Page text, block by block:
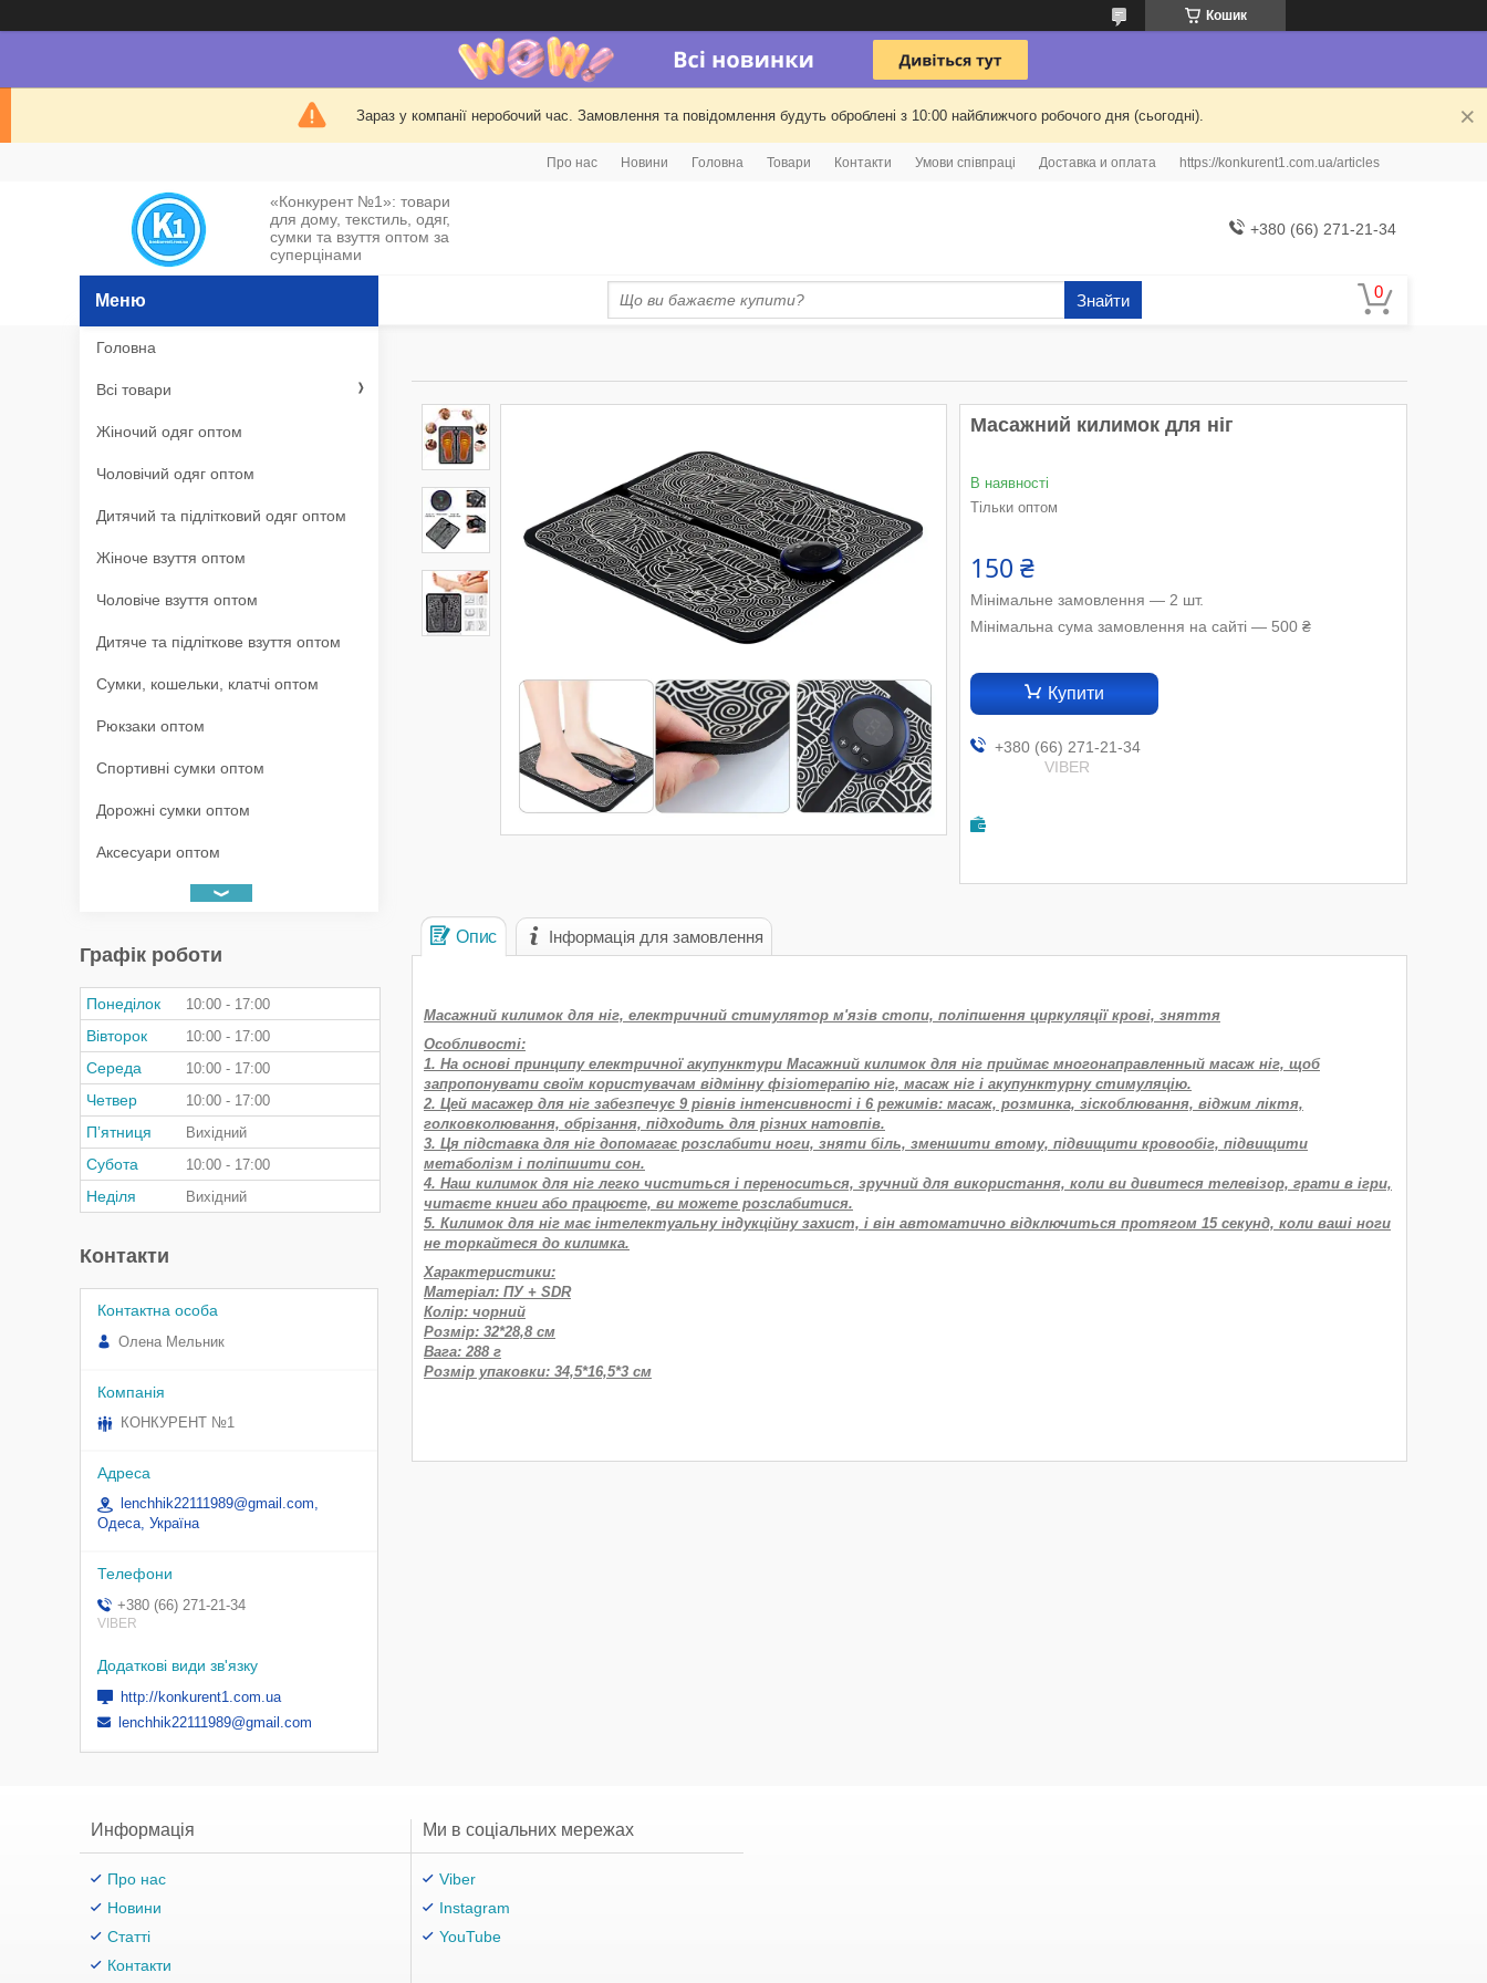
Кошик
Зараз у компанії неробочий час. Замовлення та повідомлення будуть оброблені з 10:00 найближчого робочого дня (сьогодні).
Про нас Новини Головна Товари Контакти Умови співпраці Доставка и оплата https://konkurent1.com.ua/articles
«Конкурент №1»: товари
для дому, текстиль, одяг,
сумки та взуття оптом за
суперцінами
+380 (66) 271-21-34
Знайти
Масажний килимок для ніг
В наявності
Тільки оптом
150 ₴
Мінімальне замовлення — 2 шт.
Мінімальна сума замовлення на сайті — 500 ₴
Купити
+380 (66) 271-21-34
VIBER
Опис Інформація для замовлення
Масажний килимок для ніг, електричний стимулятор м'язів стопи, поліпшення циркуляції крові, зняття
Особливості:
1. На основі принципу електричної акупунктури Масажний килимок для ніг приймає многонаправленный масаж ніг, щоб
запропонувати своїм користувачам відмінну фізіотерапію ніг, масаж ніг і акупунктурну стимуляцію.
2. Цей масажер для ніг забезпечує 9 рівнів інтенсивності і 6 режимів: масаж, розминка, зіскоблювання, віджим ліктя,
голковколювання, обрізання, підходить для різних натовпів.
3. Ця підставка для ніг допомагає розслабити ноги, зняти біль, зменшити втому, підвищити кровообіг, підвищити
метаболізм і поліпшити сон.
4. Наш килимок для ніг легко чиститься і переноситься, зручний для використання, коли ви дивитеся телевізор, грати в ігри,
читаєте книги або працюєте, ви можете розслабитися.
5. Килимок для ніг має інтелектуальну індукційну захист, і він автоматично відключиться протягом 15 секунд, коли ваші ноги
не торкайтеся до килимка.
Характеристики:
Матеріал: ПУ + SDR
Колір: чорний
Розмір: 32*28,8 см
Вага: 288 г
Розмір упаковки: 34,5*16,5*3 см
Головна
Всі товари
Жіночий одяг оптом
Чоловічий одяг оптом
Дитячий та підлітковий одяг оптом
Жіноче взуття оптом
Чоловіче взуття оптом
Дитяче та підліткове взуття оптом
Сумки, кошельки, клатчі оптом
Рюкзаки оптом
Спортивні сумки оптом
Дорожні сумки оптом
Аксесуари оптом
Графік роботи
Понеділок 10:00 17:00
Вівторок 10:00 17:00
Середа 10:00 17:00
Четвер 10:00 17:00
Пʼятниця Вихідний
Субота 10:00 17:00
Неділя Вихідний
Контакти
Олена Мельник
КОНКУРЕНТ №1
lenchhik22111989@gmail.com,
Одеса, Україна
+380 (66) 271-21-34
VIBER
http://konkurent1.com.ua
lenchhik22111989@gmail.com
Информація
Про нас
Новини
Статті
Контакти
Ми в соціальних мережах
Viber
Instagram
YouTube